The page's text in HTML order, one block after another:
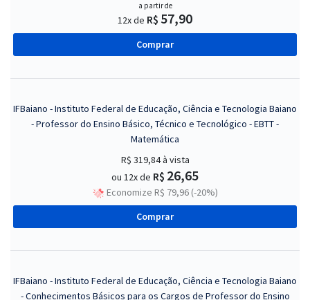
a partir de
12x de R$ 57,90
Comprar
IFBaiano - Instituto Federal de Educação, Ciência e Tecnologia Baiano
- Professor do Ensino Básico, Técnico e Tecnológico - EBTT -
Matemática
R$ 319,84à vista
ou 12x de R$ 26,65
Economize R$ 79,96 (-20%)
Comprar
IFBaiano - Instituto Federal de Educação, Ciência e Tecnologia Baiano
- Conhecimentos Básicos para os Cargos de Professor do Ensino